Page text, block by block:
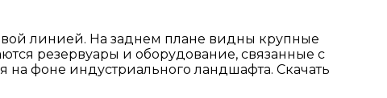
линией. На заднем плане видны крупные
резервуары и оборудование, связанные с
на фоне индустриального ландшафта. Скачать